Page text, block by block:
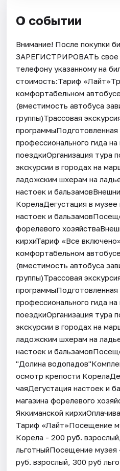
О событии
Внимание! После покупки
ЗАРЕГИСТРИРОВАТЬ свое
телефону указанному на
стоимость:Тариф
комфортабельном
(вместимость автобуса
группы)Трассовая
программыПодготовленная
профессионального гида
поездкиОрганизация тура
экскурсии в городах на
ладожским шхерам на
настоек и
КорелаДегустация в музее
настоек и
форелевого
кирхиТариф «Все
комфортабельном
(вместимость автобуса
группы)Трассовая
программыПодготовленная
профессионального гида
поездкиОрганизация тура
экскурсии в городах на
ладожским шхерам на
настоек и
"Долина
осмотр крепости
чаяДегустация настоек и
магазина форелевого
Яккиманской
Тариф «Лайт»Посещение
Корела - 200 руб.
льготныйПосещение музея
руб. взрослый, 300 руб